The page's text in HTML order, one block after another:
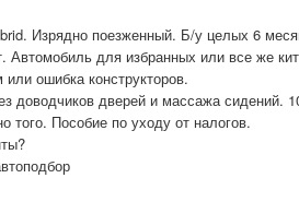
Изрядно поезженный. Б/у целых 6
Автомобиль для избранных или все же
ошибка конструкторов.
доводчиков дверей и массажа сидений.
того. Пособие по уходу от налогов.